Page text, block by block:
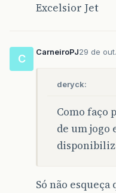
Excelsior Jet
C
CarneiroPJ29 de
deryck:
Como faço
de um jogo
Só não